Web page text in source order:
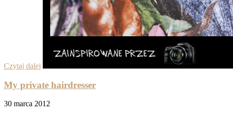
Czytaj dalej
My private hairdresser
30 marca 2012